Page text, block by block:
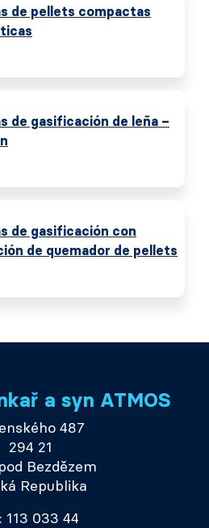
de pellets compactas
de gasificación de leña –
de gasificación con
de quemador de pellets
a syn ATMOS
487
294 21
Bezdězem
Republika
113 033 44